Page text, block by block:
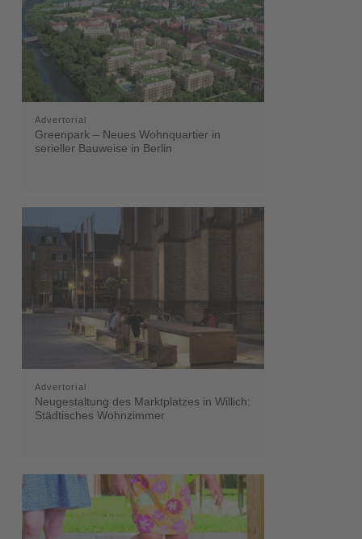
Advertorial
Greenpark – Neues Wohnquartier in
serieller Bauweise in Berlin
Advertorial
Neugestaltung des Marktplatzes in Willich:
Städtisches Wohnzimmer